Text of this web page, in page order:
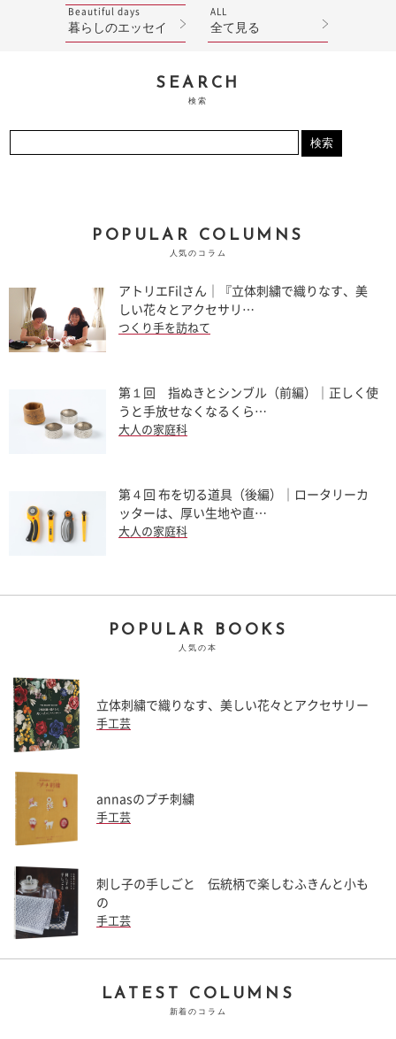
Beautiful days
暮らしのエッセイ
ALL
全て見る
SEARCH
検索
POPULAR COLUMNS
人気のコラム
アトリエFilさん｜『立体刺繍で織りなす、美
しい花々とアクセサリ…
つくり手を訪ねて
第１回 指ぬきとシンブル（前編）｜正しく使
うと手放せなくなるくら…
大人の家庭科
第４回 布を切る道具（後編）｜ロータリーカ
ッターは、厚い生地や直…
大人の家庭科
POPULAR BOOKS
人気の本
立体刺繍で織りなす、美しい花々とアクセサリー
手工芸
annasのプチ刺繍
手工芸
刺し子の手しごと 伝統柄で楽しむふきんと小も
の
手工芸
LATEST COLUMNS
新着のコラム